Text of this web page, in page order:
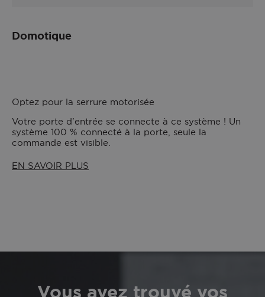
Domotique
Optez pour la serrure motorisée
Votre porte d'entrée se connecte à ce système ! Un
système 100 % connecté à la porte, seule la
commande est visible.
EN SAVOIR PLUS
Vous avez trouvé vos